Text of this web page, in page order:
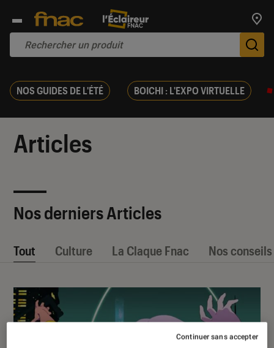
NOS GUIDES DE L'ÉTÉ BOICHI : L'EXPO VIRTUELLE
Articles
Nos derniers Articles
Tout Culture La Claque Fnac Nos conseils
Continuer sans accepter